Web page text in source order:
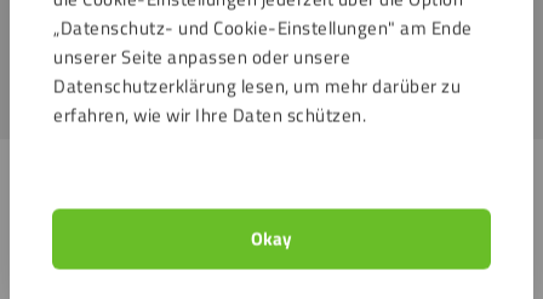
„Datenschutz- und Cookie-Einstellungen" am Ende
unserer Seite anpassen oder unsere
Datenschutzerklärung lesen, um mehr darüber zu
erfahren, wie wir Ihre Daten schützen.
Okay
– Schutz großoderklein, denSchutz für über den Tisch
unsereSpuckschutz hängend mit Montagelöchern